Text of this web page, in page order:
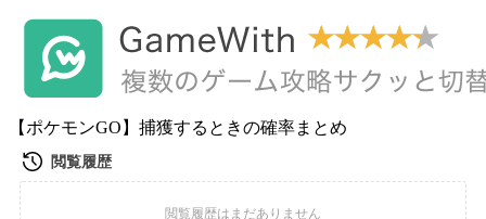
【ポケモンGO】捕獲するときの確率まとめ